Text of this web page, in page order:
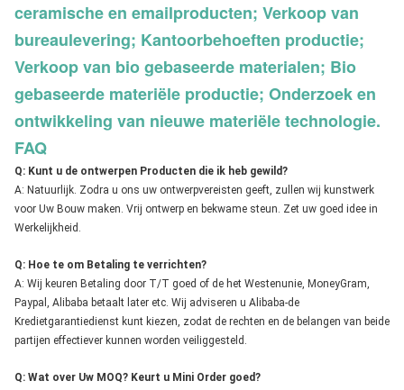
ceramische en emailproducten; Verkoop van
bureaulevering; Kantoorbehoeften productie;
Verkoop van bio gebaseerde materialen; Bio
gebaseerde materiële productie; Onderzoek en
ontwikkeling van nieuwe materiële technologie.
FAQ
Q: Kunt u de ontwerpen Producten die ik heb gewild?
A: Natuurlijk. Zodra u ons uw ontwerpvereisten geeft, zullen wij kunstwerk
voor Uw Bouw maken. Vrij ontwerp en bekwame steun. Zet uw goed idee in
Werkelijkheid.
Q: Hoe te om Betaling te verrichten?
A: Wij keuren Betaling door T/T goed of de het Westenunie, MoneyGram,
Paypal, Alibaba betaalt later etc. Wij adviseren u Alibaba-de
Kredietgarantiedienst kunt kiezen, zodat de rechten en de belangen van beide
partijen effectiever kunnen worden veiliggesteld.
Q: Wat over Uw MOQ? Keurt u Mini Order goed?